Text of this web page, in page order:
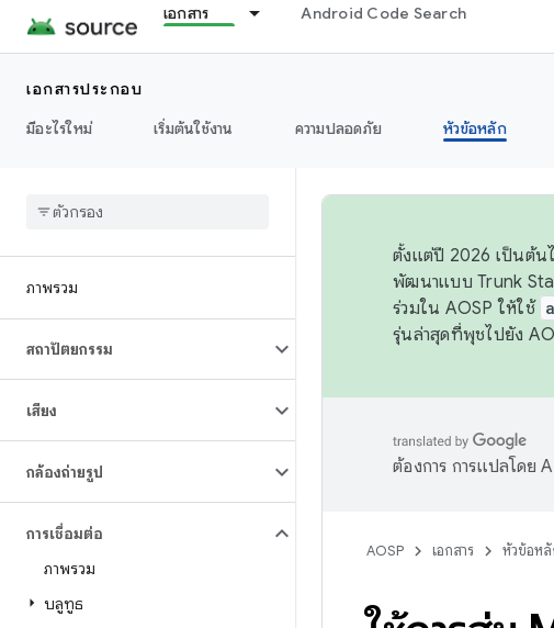
เอกสาร Android Code Search
เอกสารประกอบ
มีอะไรใหม่
เริ่มต้นใช้งาน ความปลอดภัย หัวข้อหลัก
ภาพรวม
สถาปัตยกรรม
เสียง
กล้องถ่ายรูป
การเชื่อมต่อ
ภาพรวม
บลูทูธ
ตั้งแต่ปี 2026 เป็นต้นไ
พัฒนาแบบ Trunk
ร่วมใน AOSP ให้ใช้
รุ่นล่าสุดที่พุชไปยัง
ต้องการ การแปลโดย
AOSP เอกสาร หัวข้อห